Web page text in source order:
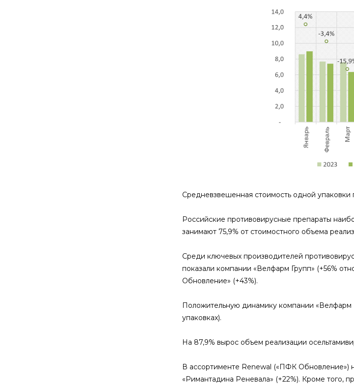
Средневзвешенная стоимость одной упаковки
Российские противовирусные препараты
занимают 75,9% от стоимостного объема
Среди ключевых производителей
показали компании «Велфарм Групп» (+56%
Обновление» (+43%).
Положительную динамику компании «Велфарм
упаковках).
На 87,9% вырос объем реализации
В ассортименте Renewal («ПФК Обновление»)
«Римантадина Реневала» (+22%). Кроме того,